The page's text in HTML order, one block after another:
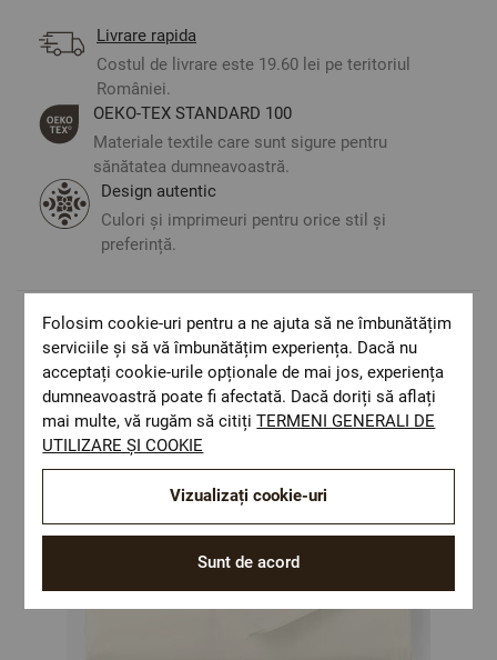
Livrare rapida
Costul de livrare este 19.60 lei pe teritoriul
României.
ОЕКО-ТЕX STANDARD 100
Materiale textile care sunt sigure pentru
sănătatea dumneavoastră.
Design autentic
Culori și imprimeuri pentru orice stil și
preferință.
Optiuni de a combina
Folosim cookie-uri pentru a ne ajuta să ne îmbunătățim
serviciile și să vă îmbunătățim experiența. Dacă nu
acceptați cookie-urile opționale de mai jos, experiența
dumneavoastră poate fi afectată. Dacă doriți să aflați
mai multe, vă rugăm să citițiTERMENI GENERALI DE
UTILIZARE ȘI COOKIE
Sunt de acord
Vizualizați cookie-uri